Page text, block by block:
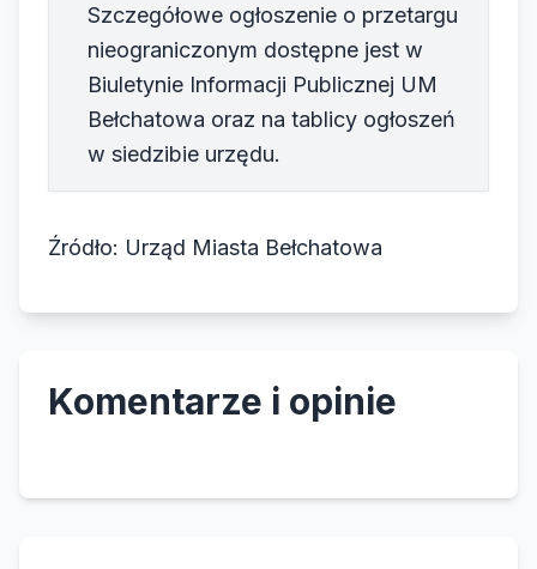
Szczegółowe ogłoszenie o przetargu
nieograniczonym dostępne jest w
Biuletynie Informacji Publicznej UM
Bełchatowa oraz na tablicy ogłoszeń
w siedzibie urzędu.
Źródło: Urząd Miasta Bełchatowa
Komentarze i opinie